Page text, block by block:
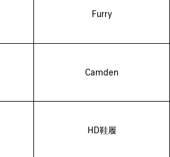
Furry
Camden
HD鞋履